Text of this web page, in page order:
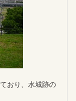
おり、水城跡の